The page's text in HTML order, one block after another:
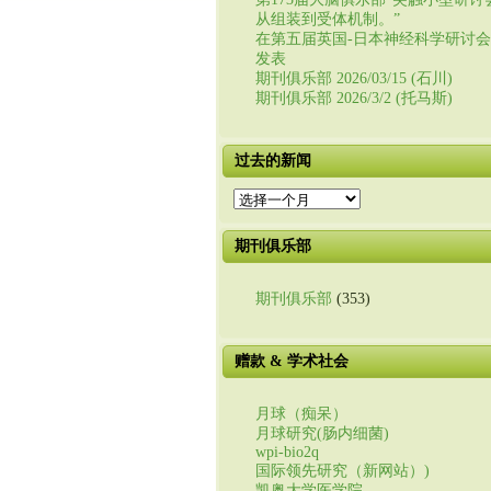
从组装到受体机制。”
在第五届英国-日本神经科学研讨
发表
期刊俱乐部 2026/03/15 (石川)
期刊俱乐部 2026/3/2 (托马斯)
过去的新闻
过
的
新
期刊俱乐部
期刊俱乐部 (353)
赠款 & 学术社会
月球（痴呆）
月球研究(肠内细菌)
wpi-bio2q
国际领先研究（新网站）)